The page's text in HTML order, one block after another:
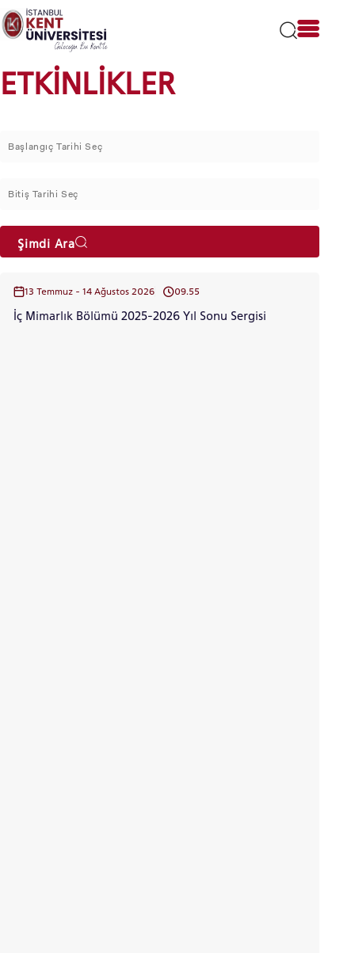
Lütfen
dikkat:
Bu
sitesi
bir
ETKİNLİKLER
Şimdi Ara
13 Temmuz - 14 Ağustos 2026 09.55
İç Mimarlık Bölümü 2025-2026 Yıl Sonu Sergisi